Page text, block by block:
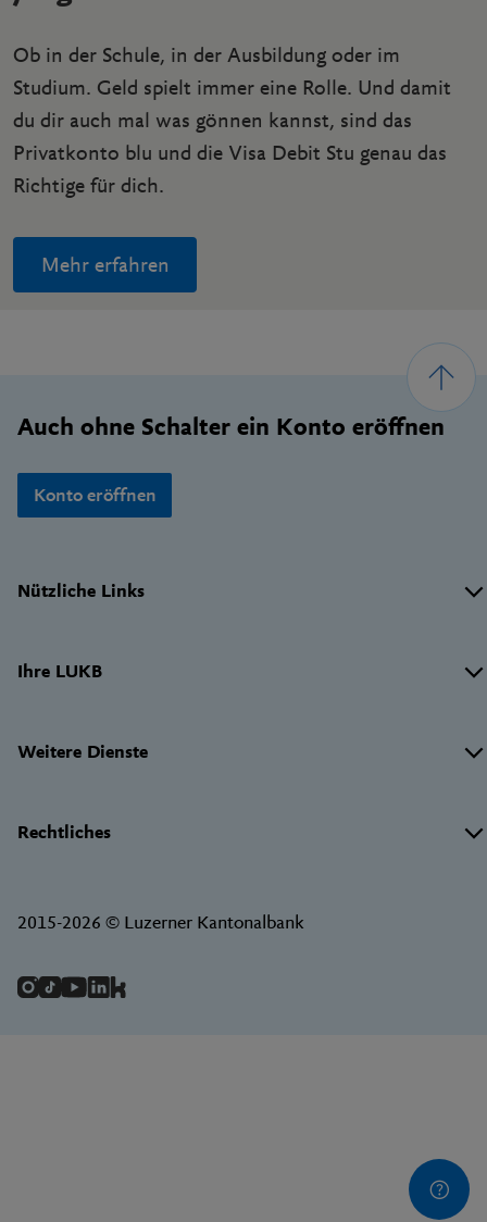
Ob in der Schule, in der Ausbildung oder im
Studium. Geld spielt immer eine Rolle. Und damit
du dir auch mal was gönnen kannst, sind das
Privatkonto blu und die Visa Debit Stu genau das
Richtige für dich.
Mehr erfahren
Auch ohne Schalter ein Konto eröffnen
Konto eröffnen
Nützliche Links
Ihre LUKB
Weitere Dienste
Rechtliches
2015-2026 © Luzerner Kantonalbank